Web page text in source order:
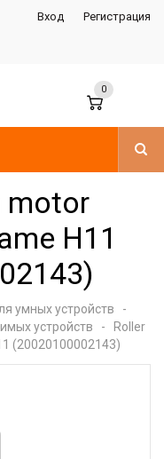
Вход Регистрация
0
motor
H11
умных устройств
-
устройств
-
Roller
(20020100002143)